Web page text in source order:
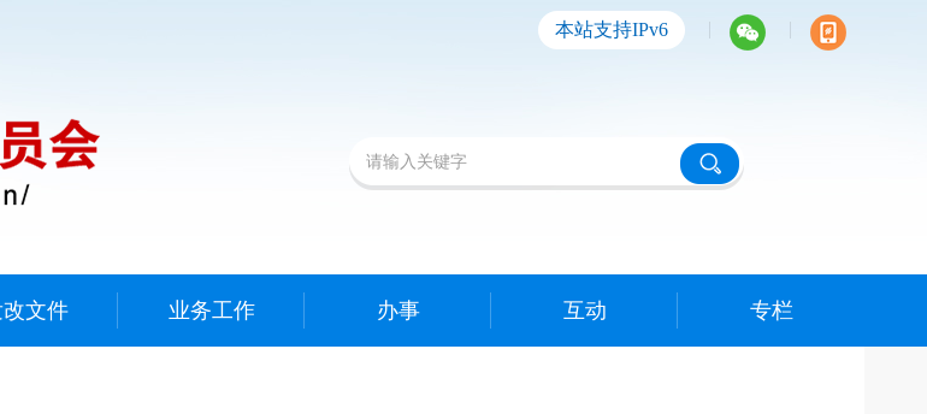
本站支持IPv6 | |
文件 业务工作 办事 互动 专栏